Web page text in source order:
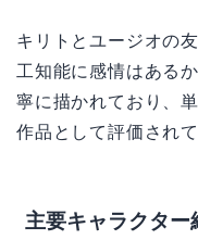
キリトとユージオの
工知能に感情はある
寧に描かれており、
作品として評価されて
主要キャラクター